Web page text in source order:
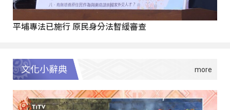
平埔專法已施行 原民身分法暫緩審查
文化小辭典